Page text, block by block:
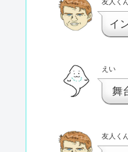
イ
えい
舞
友人く